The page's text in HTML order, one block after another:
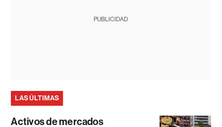
PUBLICIDAD
LAS ÚLTIMAS
Activos de mercados